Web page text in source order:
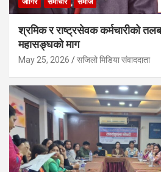
जागिर समाचार समाज
श्रमिक र राष्ट्रसेवक कर्मचारीको तलब
महासङ्घको माग
May 25, 2026 सजिलो मिडिया संवाददाता